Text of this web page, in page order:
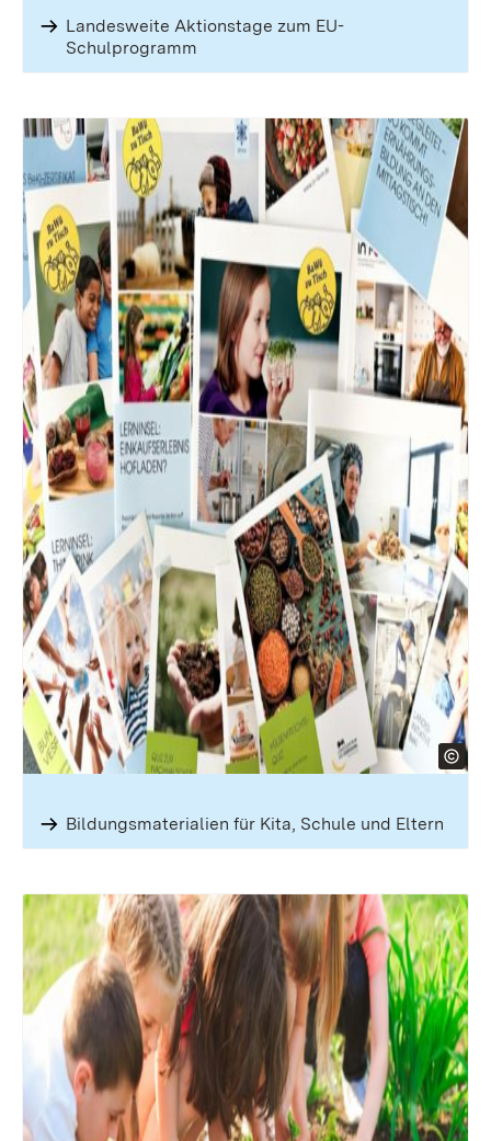
Landesweite Aktionstage zum EU-
Schulprogramm
Bildungsmaterialien für Kita, Schule und Eltern